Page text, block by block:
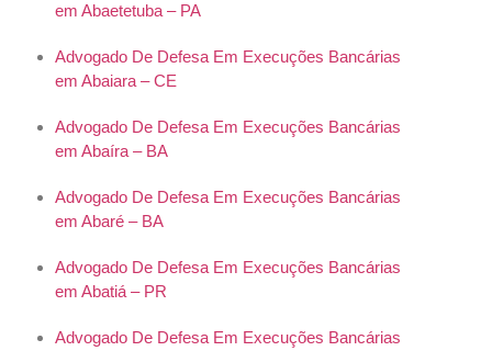
em Abaetetuba – PA
Advogado De Defesa Em Execuções Bancárias
em Abaiara – CE
Advogado De Defesa Em Execuções Bancárias
em Abaíra – BA
Advogado De Defesa Em Execuções Bancárias
em Abaré – BA
Advogado De Defesa Em Execuções Bancárias
em Abatiá – PR
Advogado De Defesa Em Execuções Bancárias